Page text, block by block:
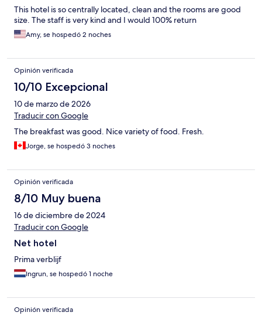
This hotel is so centrally located, clean and the rooms are good
size. The staff is very kind and I would 100% return
Amy, se hospedó 2 noches
Opinión verificada
10/10 Excepcional
10 de marzo de 2026
Traducir con Google
The breakfast was good. Nice variety of food. Fresh.
Jorge, se hospedó 3 noches
Opinión verificada
8/10 Muy buena
16 de diciembre de 2024
Traducir con Google
Net hotel
Prima verblijf
Ingrun, se hospedó 1 noche
Opinión verificada